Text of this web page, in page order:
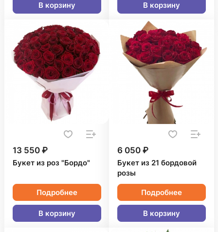
В корзину В корзину
13 550 ₽
Букет из роз "Бордо"
Подробнее
В корзину
6 050 ₽
Букет из 21 бордовой
розы
Подробнее
В корзину